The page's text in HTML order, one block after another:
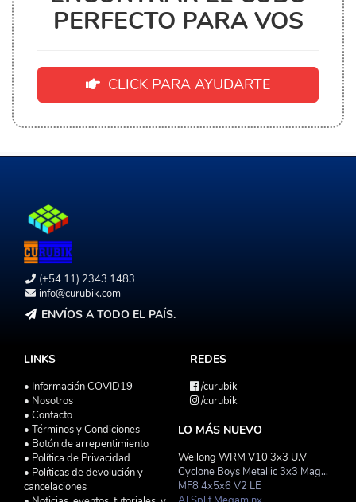
PERFECTO PARA VOS
CLICK PARA AYUDARTE
(+54 11) 2343 1483
info@curubik.com
ENVÍOS A TODO EL PAÍS.
LINKS
• Información COVID19
• Nosotros
• Contacto
• Términos y Condiciones
• Botón de arrepentimiento
• Política de Privacidad
• Políticas de devolución y
cancelaciones
REDES
/curubik
/curubik
LO MÁS NUEVO
Weilong WRM V10 3x3 U.V
Cyclone Boys Metallic 3x3 Magnetico Macaron
MF8 4x5x6 V2 LE